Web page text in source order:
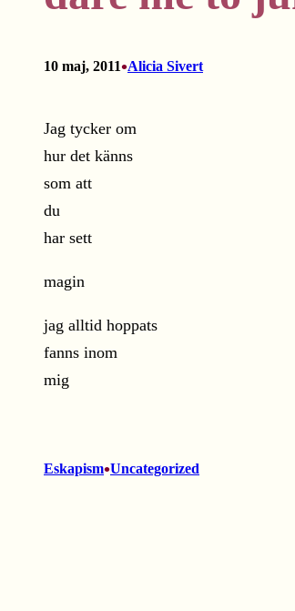
10 maj, 2011•Alicia Sivert
Jag tycker om
hur det känns
som att
du
har sett
magin
jag alltid hoppats
fanns inom
mig
Eskapism•Uncategorized